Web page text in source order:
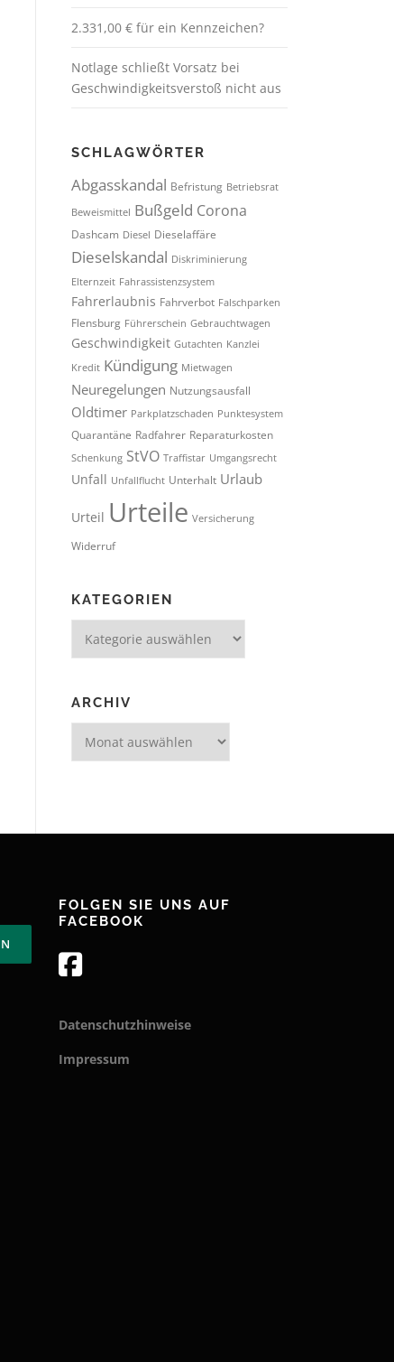
2.331,00 € für ein Kennzeichen?
Notlage schließt Vorsatz bei
Geschwindigkeitsverstoß nicht aus
SCHLAGWÖRTER
Abgasskandal Befristung Betriebsrat
Beweismittel Bußgeld Corona
Dashcam Diesel Dieselaffäre
Dieselskandal Diskriminierung
Elternzeit Fahrassistenzsystem
Fahrerlaubnis Fahrverbot Falschparken
Flensburg Führerschein Gebrauchtwagen
Geschwindigkeit Gutachten Kanzlei
Kredit Kündigung Mietwagen
Neuregelungen Nutzungsausfall
Oldtimer Parkplatzschaden Punktesystem
Quarantäne Radfahrer Reparaturkosten
Schenkung StVO Traffistar Umgangsrecht
Unfall Unfallflucht Unterhalt Urlaub
Urteil Urteile Versicherung
Widerruf
KATEGORIEN
ARCHIV
FOLGEN SIE UNS AUF
FACEBOOK
Datenschutzhinweise
Impressum